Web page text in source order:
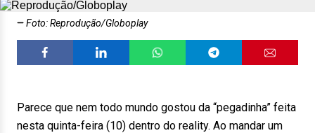
Foto: Reprodução/Globoplay
Parece que nem todo mundo gostou da “pegadinha” feita
nesta quinta-feira (10) dentro do reality. Ao mandar um